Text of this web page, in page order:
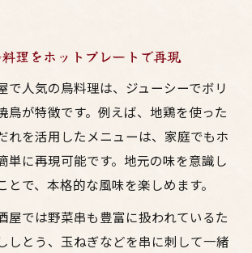
理をホットプレートで再現
で人気の鳥料理は、ジューシーでボリ
鳥が特徴です。例えば、地鶏を使った
れを活用したメニューは、家庭でもホ
単に再現可能です。地元の味を意識し
とで、本格的な風味を楽しめます。
屋では野菜串も豊富に扱われているた
しとう、玉ねぎなどを串に刺して一緒